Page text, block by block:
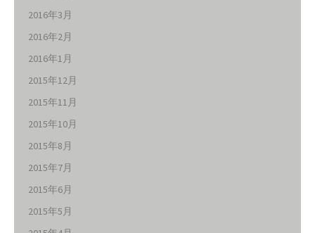
2016年3月
2016年2月
2016年1月
2015年12月
2015年11月
2015年10月
2015年8月
2015年7月
2015年6月
2015年5月